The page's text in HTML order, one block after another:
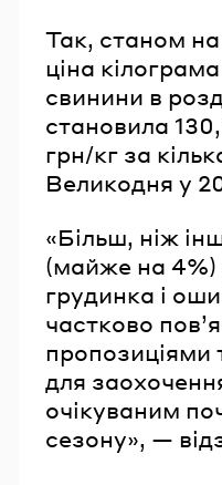
Так, станом на
ціна
свинини в
становила
грн/кг за
Великодня у
«Більш, ніж
(майже на 4%)
грудинка і
частково
пропозиціями
для
очікуваним
сезону», —